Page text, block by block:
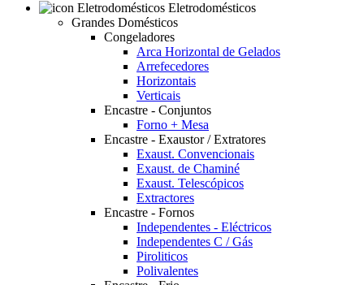
Eletrodomésticos
Grandes Domésticos
Congeladores
Arca Horizontal de Gelados
Arrefecedores
Horizontais
Verticais
Encastre - Conjuntos
Forno + Mesa
Encastre - Exaustor / Extratores
Exaust. Convencionais
Exaust. de Chaminé
Exaust. Telescópicos
Extractores
Encastre - Fornos
Independentes - Eléctricos
Independentes C / Gás
Piroliticos
Polivalentes